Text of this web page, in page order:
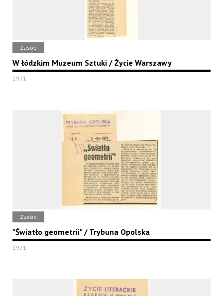
Zasób
W łódzkim Muzeum Sztuki / Życie Warszawy
1971
Zasób
"Światło geometrii" / Trybuna Opolska
1971